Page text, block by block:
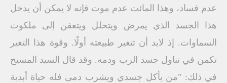
عدم فساد، وهذا المائت عدم موت فإنه لا يمكن أن يدخل
هذا الجسد الذي يمرض ويتحلل ويتعفن إلى ملكوت
السماوات. إذ لابد أن تتغير طبيعته أولًا. وقوة هذا التغير
تكمن في تناول جسد الرب ودمه. وقد قال السيد المسيح
في ذلك: "من يأكل جسدي ويشرب دمى فله حياة أبدية